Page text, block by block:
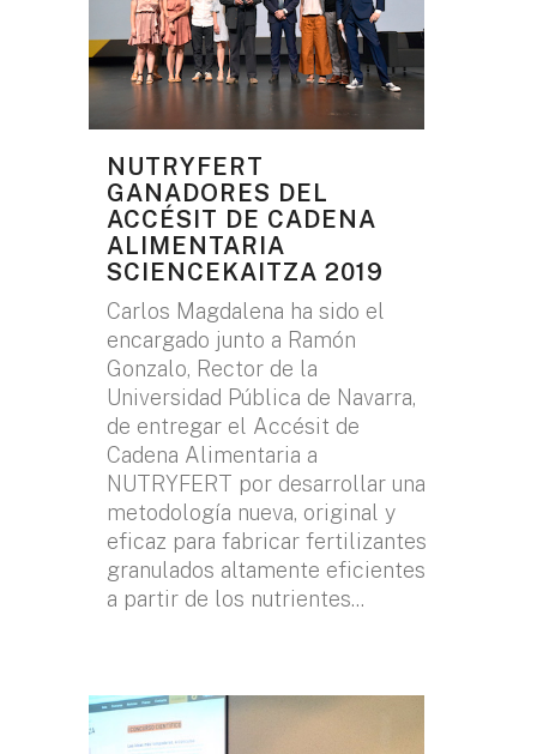
NUTRYFERT
GANADORES DEL
ACCÉSIT DE CADENA
ALIMENTARIA
SCIENCEKAITZA 2019
Carlos Magdalena ha sido el
encargado junto a Ramón
Gonzalo, Rector de la
Universidad Pública de Navarra,
de entregar el Accésit de
Cadena Alimentaria a
NUTRYFERT por desarrollar una
metodología nueva, original y
eficaz para fabricar fertilizantes
granulados altamente eficientes
a partir de los nutrientes...